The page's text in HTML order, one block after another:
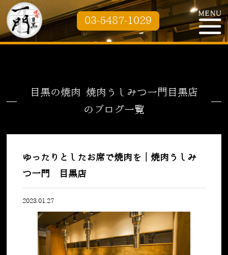
03-5487-1029
目黒の焼肉 焼肉うしみつ一門目黒店
のブログ一覧
ゆったりとしたお席で焼肉を｜焼肉うしみ
つ一門 目黒店
2023.01.27